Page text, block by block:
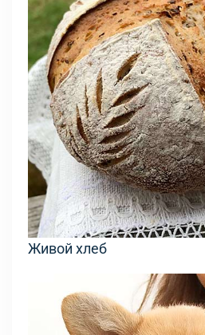
Живой хлеб